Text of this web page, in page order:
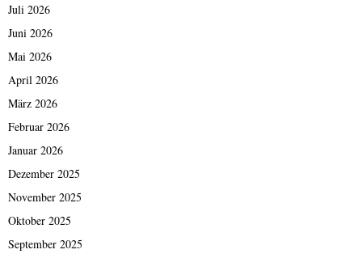
Juli 2026
Juni 2026
Mai 2026
April 2026
März 2026
Februar 2026
Januar 2026
Dezember 2025
November 2025
Oktober 2025
September 2025